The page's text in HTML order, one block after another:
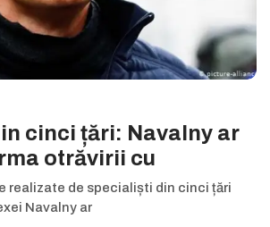
cinci țări: Navalny ar
otrăvirii cu
realizate de specialiști din cinci țări
Navalny ar